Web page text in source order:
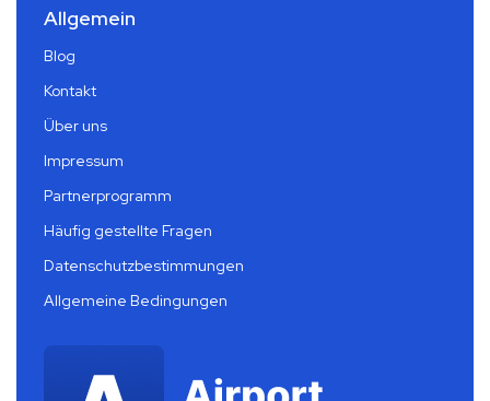
Allgemein
Blog
Kontakt
Über uns
Impressum
Partnerprogramm
Häufig gestellte Fragen
Datenschutzbestimmungen
Allgemeine Bedingungen